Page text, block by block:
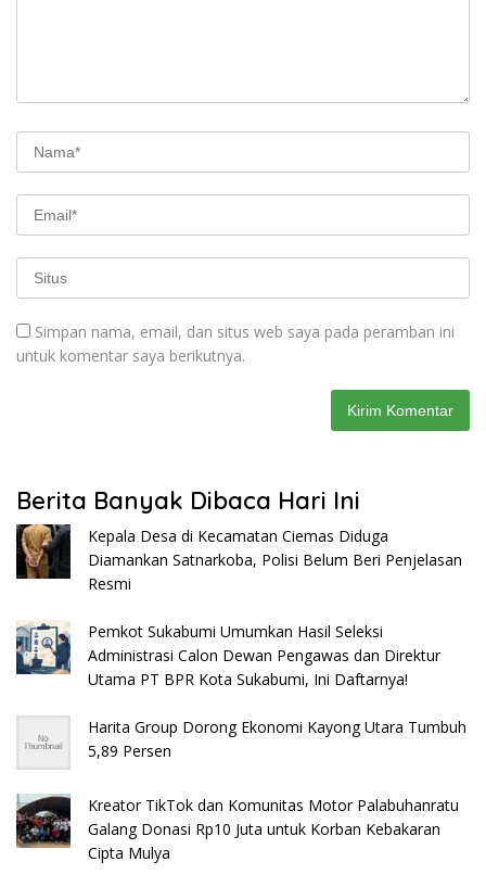
Simpan nama, email, dan situs web saya pada peramban ini
untuk komentar saya berikutnya.
Berita Banyak Dibaca Hari Ini
Kepala Desa di Kecamatan Ciemas Diduga
Diamankan Satnarkoba, Polisi Belum Beri Penjelasan
Resmi
Pemkot Sukabumi Umumkan Hasil Seleksi
Administrasi Calon Dewan Pengawas dan Direktur
Utama PT BPR Kota Sukabumi, Ini Daftarnya!
Harita Group Dorong Ekonomi Kayong Utara Tumbuh
5,89 Persen
Kreator TikTok dan Komunitas Motor Palabuhanratu
Galang Donasi Rp10 Juta untuk Korban Kebakaran
Cipta Mulya